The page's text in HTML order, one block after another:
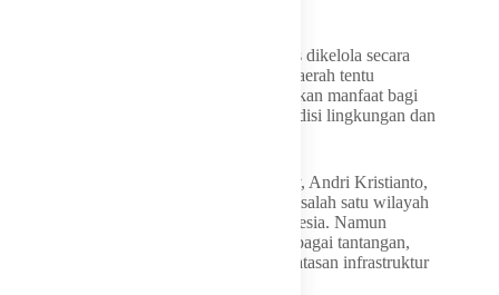
“Natuna memiliki potensi besar yang harus dikelola secara
maksimal dan berkelanjutan. Pemerintah daerah tentu
mendukung setiap investasi yang memberikan manfaat bagi
masyarakat serta tetap memperhatikan kondisi lingkungan dan
Sementara itu, perwakilan Harbour Energy, Andri Kristianto,
menyampaikan bahwa Natuna merupakan salah satu wilayah
dengan cadangan migas potensial di Indonesia. Namun
pengembangannya masih menghadapi berbagai tantangan,
mulai dari kondisi geografis hingga keterbatasan infrastruktur